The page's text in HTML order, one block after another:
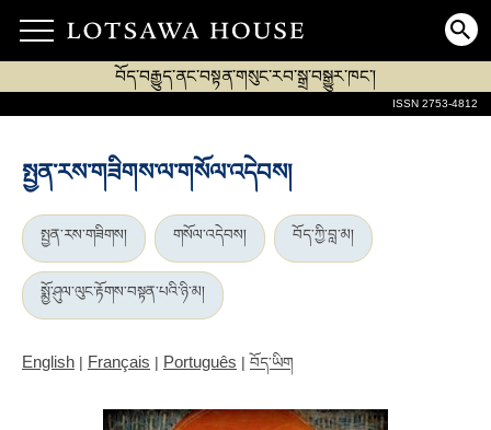
བོད་བརྒྱུད་ནང་བསྟན་གསུང་རབ་སྒྲ་བསྒྱུར་ཁང་།
ISSN 2753-4812
སྤྱན་རས་གཟིགས་ལ་གསོལ་འདེབས།
སྤྱན་རས་གཟིགས། གསོལ་འདེབས། བོད་ཀྱི་བླ་མ།
སྨྱོ་ཤུལ་ལུང་རྟོགས་བསྟན་པའི་ཉི་མ།
English | Français | Português | བོད་ཡིག